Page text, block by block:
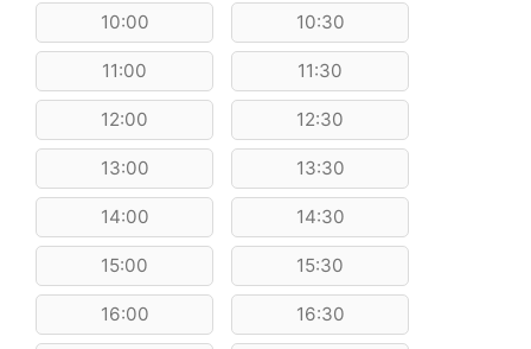
10:00 10:30
11:00 11:30
12:00 12:30
13:00 13:30
14:00 14:30
15:00 15:30
16:00 16:30